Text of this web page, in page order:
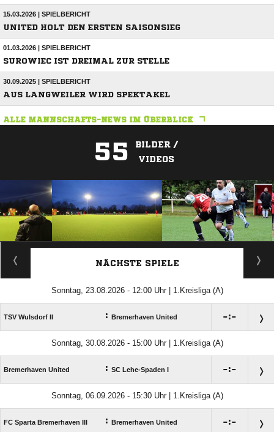
15.03.2026 | SPIELBERICHT
UNITED HOLT DEN ERSTEN SAISONSIEG
01.03.2026 | SPIELBERICHT
SUROWIEC IST DREIMAL ZUR STELLE
30.09.2025 | SPIELBERICHT
AUS LANGWEILER WIRD SPEKTAKEL
ALLE MANNSCHAFTS-NEWS IM ÜBERBLICK
55
BILDER /
VIDEOS
ANZEIGE
NÄCHSTE SPIELE
Sonntag, 23.08.2026 - 12:00 Uhr | 1.Kreisliga (A)
TSV Wulsdorf II : Bremerhaven United :
Sonntag, 30.08.2026 - 15:00 Uhr | 1.Kreisliga (A)
Bremerhaven United : SC Lehe-Spaden I :
Sonntag, 06.09.2026 - 15:30 Uhr | 1.Kreisliga (A)
FC Sparta Bremerhaven III : Bremerhaven United :